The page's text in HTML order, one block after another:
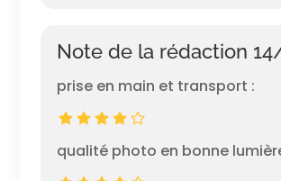
Note de la rédaction
prise en main et transport :
qualité photo en bonne